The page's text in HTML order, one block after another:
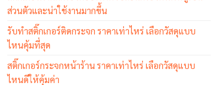
ส่วนตัวและน่าใช้งานมากขึ้น
รับทำสติ๊กเกอร์ติดกระจก ราคาเท่าไหร่ เลือกวัสดุแบบ
ไหนคุ้มที่สุด
สติ๊กเกอร์กระจกหน้าร้าน ราคาเท่าไหร่ เลือกวัสดุแบบ
ไหนดีให้คุ้มค่า